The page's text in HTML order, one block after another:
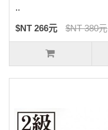
..
$NT 266元 $NT 380元